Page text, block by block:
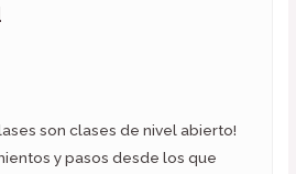
son clases de nivel abierto!
y pasos desde los que